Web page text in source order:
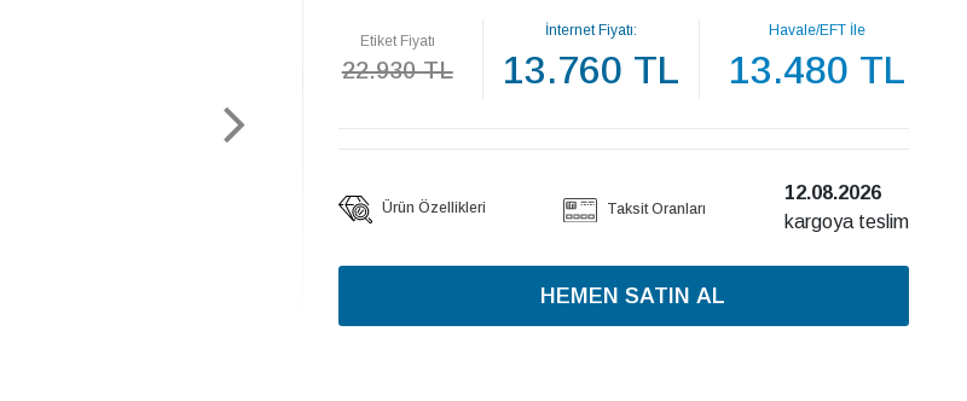
Etiket Fiyatı
22.930 TL
İnternet Fiyatı:
13.760 TL
Havale/EFT İle
13.480 TL
Ürün Özellikleri Taksit Oranları
12.08.2026
kargoya teslim
HEMEN SATIN AL